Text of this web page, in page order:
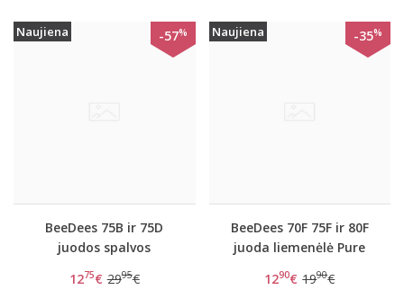
Naujiena -57%
BeeDees 75B ir 75D
juodos spalvos
1275€ 2995€
Naujiena -35%
BeeDees 70F 75F ir 80F
juoda liemenėlė Pure
1290€ 1990€